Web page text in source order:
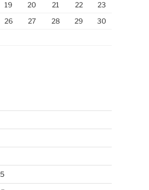
19 20 21 22
23
26 27 28 29
30